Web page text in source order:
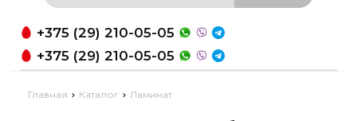
+375 (29) 210-05-05
+375 (29) 210-05-05
Главная Каталог Ламинат